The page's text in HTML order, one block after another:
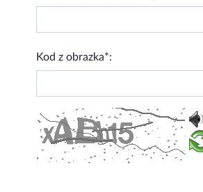
Kod z obrazka*: